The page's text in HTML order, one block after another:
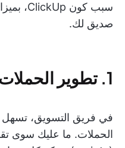
سبب كون ClickUp، بميزاته
صديق لك.
1. تطوير الحملات التسويقية
الحملات. ما عليك سوى